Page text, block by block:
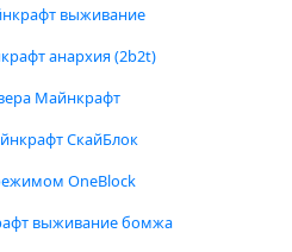
выживание
анархия (2b2t)
Майнкрафт
СкайБлок
OneBlock
выживание бомжа